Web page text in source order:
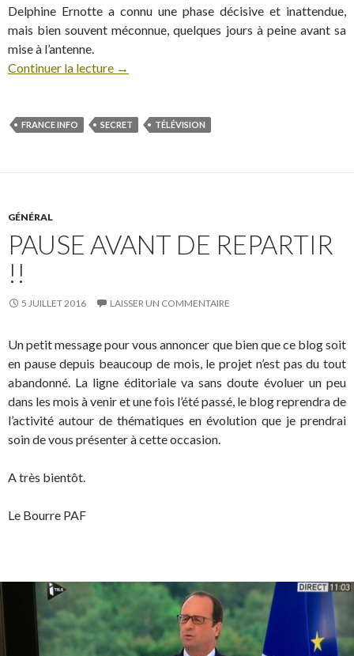
Delphine Ernotte a connu une phase décisive et inattendue,
mais bien souvent méconnue, quelques jours à peine avant sa
mise à l’antenne.
Continuer la lecture →
FRANCE INFO SECRET TÉLÉVISION
GÉNÉRAL
PAUSE AVANT DE REPARTIR
!!
5 JUILLET 2016 LAISSER UN COMMENTAIRE
Un petit message pour vous annoncer que bien que ce blog soit
en pause depuis beaucoup de mois, le projet n’est pas du tout
abandonné. La ligne éditoriale va sans doute évoluer un peu
dans les mois à venir et une fois l’été passé, le blog reprendra de
l’activité autour de thématiques en évolution que je prendrai
soin de vous présenter à cette occasion.
A très bientôt.
Le Bourre PAF